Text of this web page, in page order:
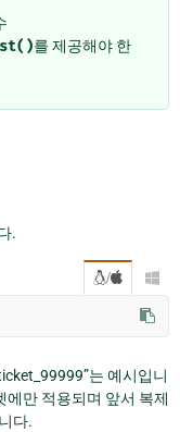
를 제공해야 한
.
/ 
는 예시입니
에만 적용되며 앞서 복제
다.